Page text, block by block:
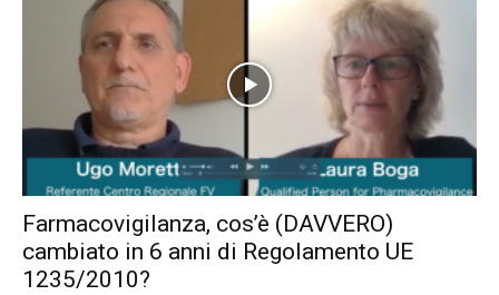
Farmacovigilanza, cos’è (DAVVERO)
cambiato in 6 anni di Regolamento UE
1235/2010?